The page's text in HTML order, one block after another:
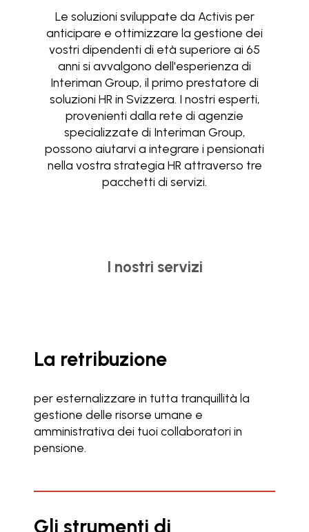
Le soluzioni sviluppate da Activis per
anticipare e ottimizzare la gestione dei
vostri dipendenti di età superiore ai 65
anni si avvalgono dell'esperienza di
Interiman Group, il primo prestatore di
soluzioni HR in Svizzera. I nostri esperti,
provenienti dalla rete di agenzie
specializzate di Interiman Group,
possono aiutarvi a integrare i pensionati
nella vostra strategia HR attraverso tre
pacchetti di servizi.
I nostri servizi
La retribuzione
per esternalizzare in tutta tranquillità la
gestione delle risorse umane e
amministrativa dei tuoi collaboratori in
pensione.
Gli strumenti di